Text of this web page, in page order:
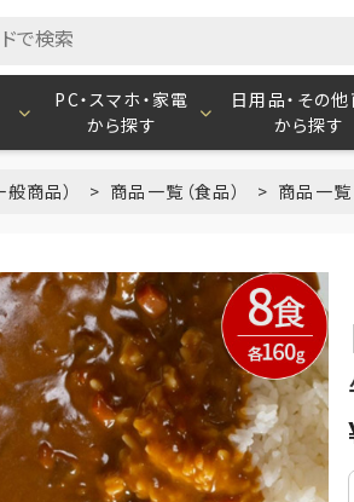
PC・スマホ・家電
から探す
日用品・その
から探す
商品） 商品一覧（食品） 商品一覧